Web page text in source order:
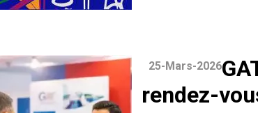
25-Mars-2026
rendez-